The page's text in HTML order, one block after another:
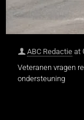
ABC Redactie at
Veteranen vragen
ondersteuning